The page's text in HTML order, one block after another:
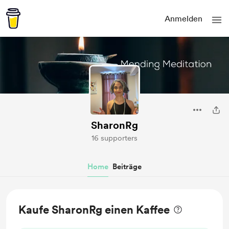
Anmelden
SharonRg
16 supporters
Home Beiträge
Kaufe SharonRg einen Kaffee